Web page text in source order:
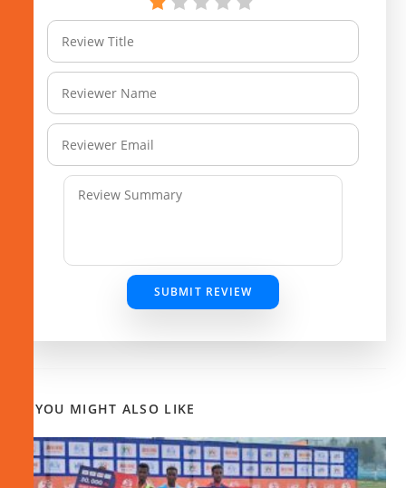
SUBMIT REVIEW
YOU MIGHT ALSO LIKE